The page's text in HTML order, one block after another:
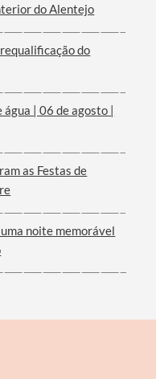
do Alentejo
do
| 06 de agosto |
as Festas de
noite memorável